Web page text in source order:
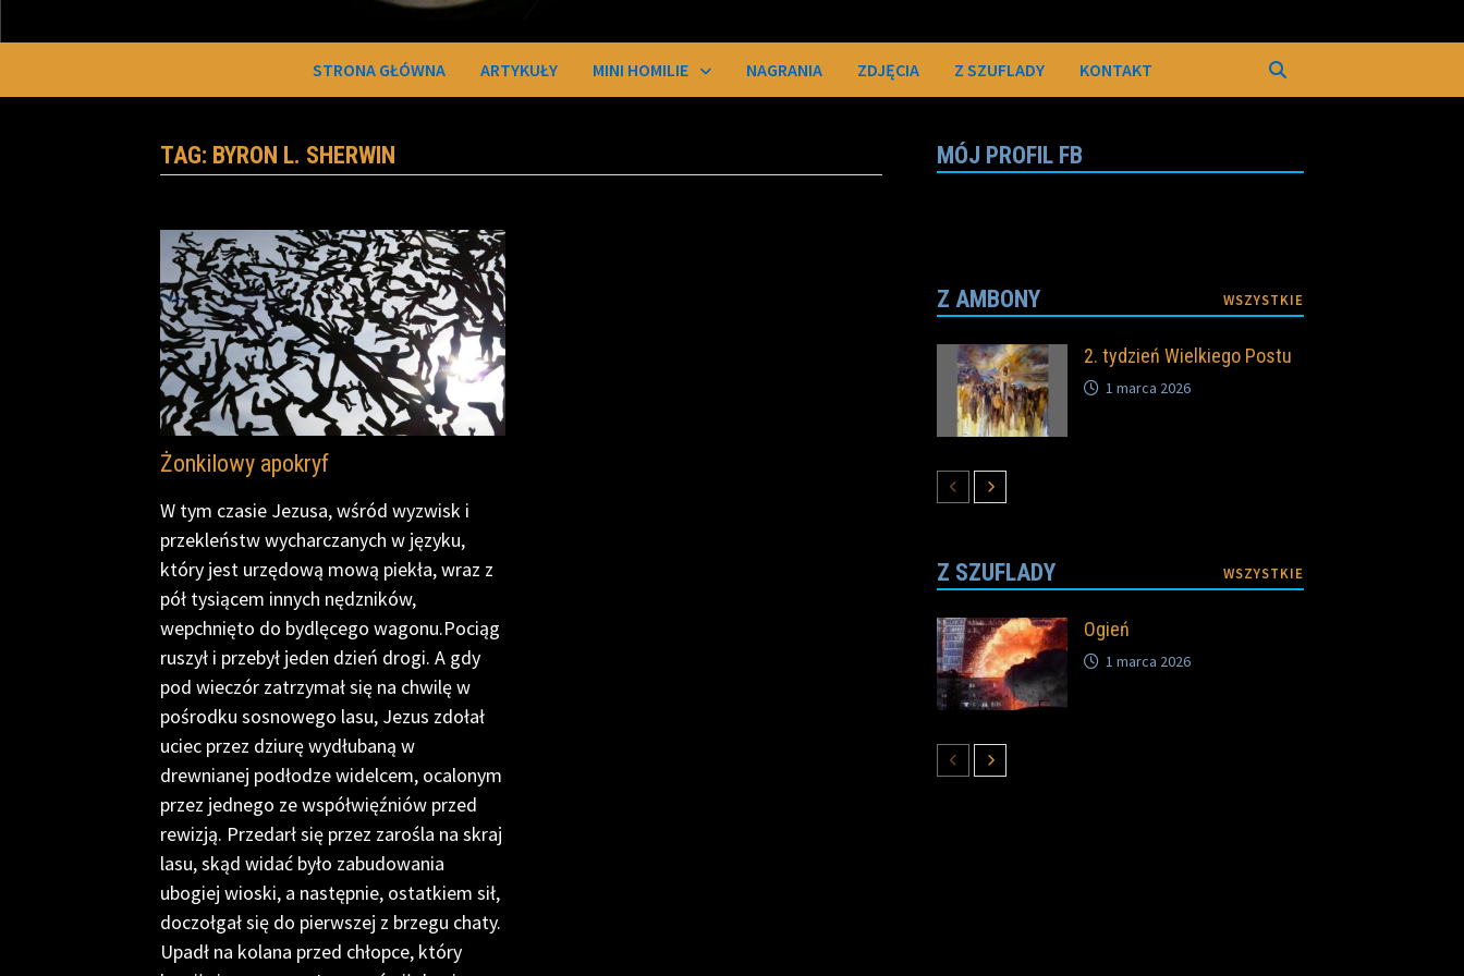
STRONA GŁÓWNA ARTYKUŁY MINI HOMILIE NAGRANIA ZDJĘCIA Z SZUFLADY KONTAKT
TAG: BYRON L. SHERWIN
Żonkilowy apokryf
W tym czasie Jezusa, wśród wyzwisk i
przekleństw wycharczanych w języku,
który jest urzędową mową piekła, wraz z
pół tysiącem innych nędzników,
wepchnięto do bydlęcego wagonu.Pociąg
ruszył i przebył jeden dzień drogi. A gdy
pod wieczór zatrzymał się na chwilę w
pośrodku sosnowego lasu, Jezus zdołał
uciec przez dziurę wydłubaną w
drewnianej podłodze widelcem, ocalonym
przez jednego ze współwięźniów przed
rewizją. Przedarł się przez zarośla na skraj
lasu, skąd widać było zabudowania
ubogiej wioski, a następnie, ostatkiem sił,
doczołgał się do pierwszej z brzegu chaty.
Upadł na kolana przed chłopce, który
MÓJ PROFIL FB
Z AMBONY WSZYSTKIE
2. tydzień Wielkiego Postu
1 marca 2026
Z SZUFLADY WSZYSTKIE
Ogień
1 marca 2026